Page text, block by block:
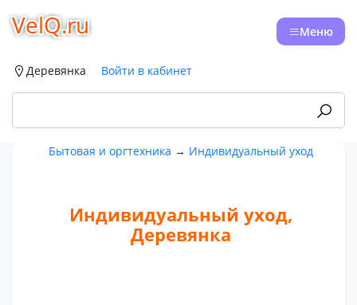
VelQ.ru Меню
Деревянка Войти в кабинет
Бытовая и оргтехника → Индивидуальный уход
Индивидуальный уход,
Деревянка